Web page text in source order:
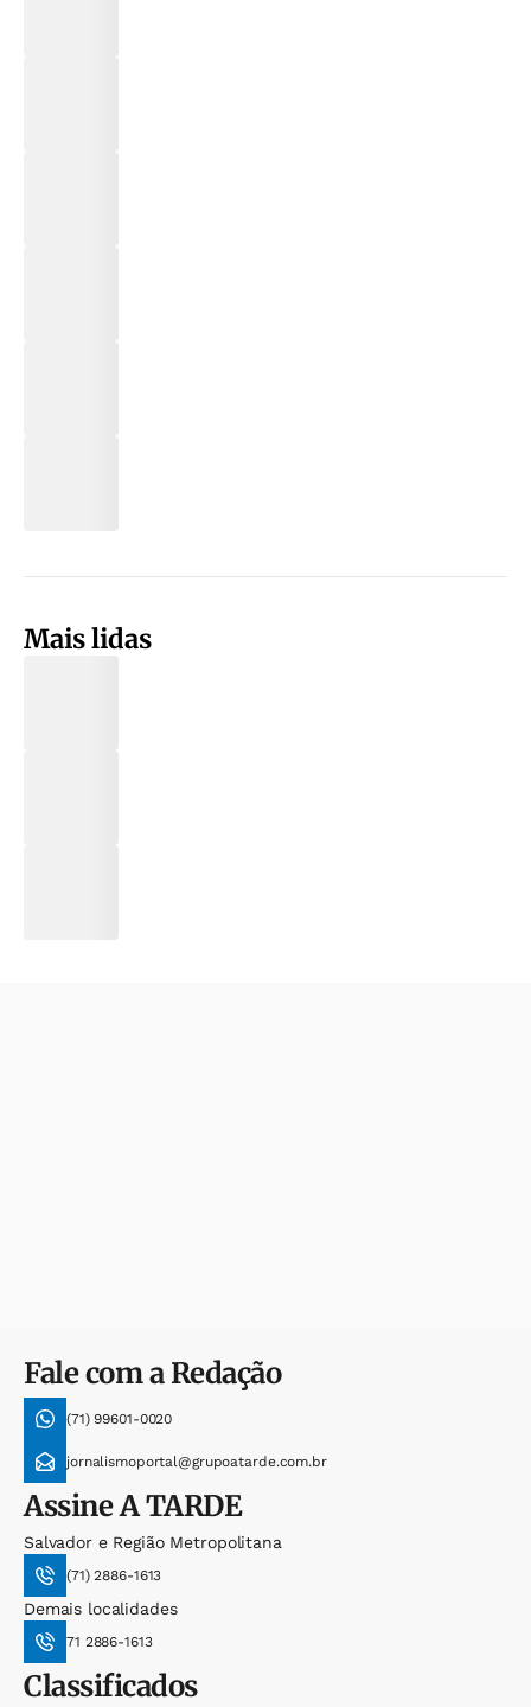
Mais lidas
Fale com a Redação
(71) 99601-0020
jornalismoportal@grupoatarde.com.br
AssineA TARDE
Salvador e Região Metropolitana
(71) 2886-1613
Demais localidades
71 2886-1613
Classificados